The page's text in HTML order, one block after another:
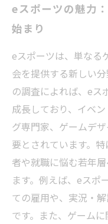
eスポーツを活
の紹介
就労支援の未
eスポーツと共
eスポーツの魅力
始まり
eスポーツは、単なる
会を提供する新しい
の調査によれば、eス
成長しており、イベ
グ専門家、ゲームデ
要とされています。
者や就職に悩む若年
ます。例えば、eスポ
ての雇用や、実況・
です。また、ゲーム